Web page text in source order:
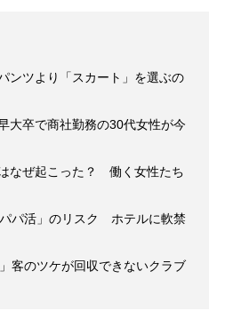
ンツより「スカート」を選ぶの
卒で商社勤務の30代女性が今
なぜ起こった？ 働く女性たち
パ活」のリスク ホテルに軟禁
客のツケが回収できないクラブ